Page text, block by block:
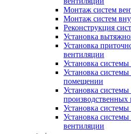
Монтаж систем
Монтаж систем
Реконструкция
Установка
Установка
вентиляции
Установка
Установка
помещении
Установка
Установка
Установка
вентиляции